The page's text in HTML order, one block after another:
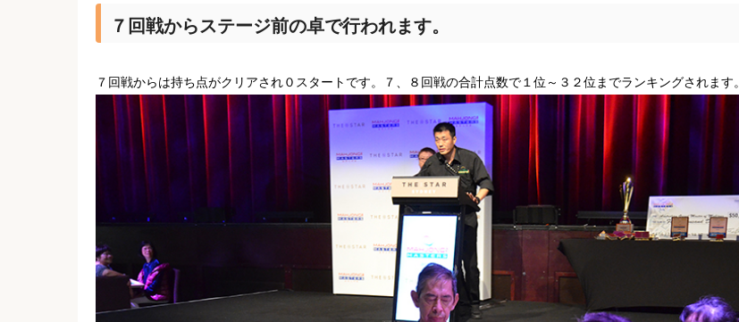
７回戦からステージ前の卓で行われます。
７回戦からは持ち点がクリアされ０スタートです。７、８回戦の合計点数で１位～３２位までランキングされます。